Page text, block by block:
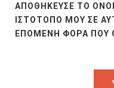
ΑΠΟΘΉΚΕΥΣΕ ΤΟ
ΙΣΤΌΤΟΠΟ ΜΟΥ ΣΕ
ΕΠΌΜΕΝΗ ΦΟΡΆ ΠΟΥ